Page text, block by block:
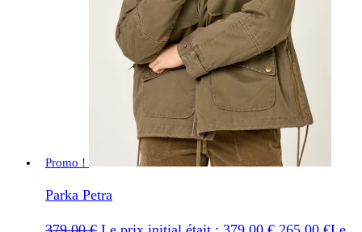
Promo !
Parka Petra